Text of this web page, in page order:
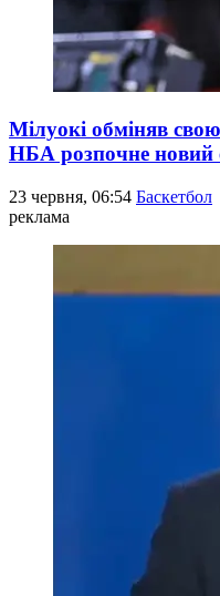
Мілуокі обміняв
НБА розпочне новий
23 червня, 06:54 Баскетбол
реклама